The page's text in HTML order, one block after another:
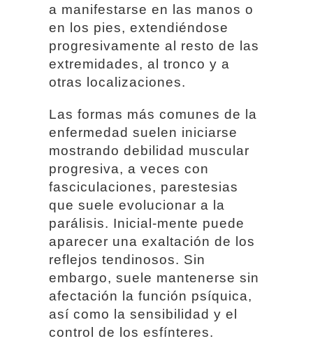
a manifestarse en las manos o
en los pies, extendiéndose
progresivamente al resto de las
extremidades, al tronco y a
otras localizaciones.
Las formas más comunes de la
enfermedad suelen iniciarse
mostrando debilidad muscular
progresiva, a veces con
fasciculaciones, parestesias
que suele evolucionar a la
parálisis. Inicial-mente puede
aparecer una exaltación de los
reflejos tendinosos. Sin
embargo, suele mantenerse sin
afectación la función psíquica,
así como la sensibilidad y el
control de los esfínteres.